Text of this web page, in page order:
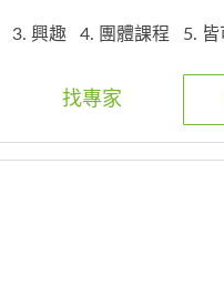
3. 興趣 4. 團體課程 5.
找專家